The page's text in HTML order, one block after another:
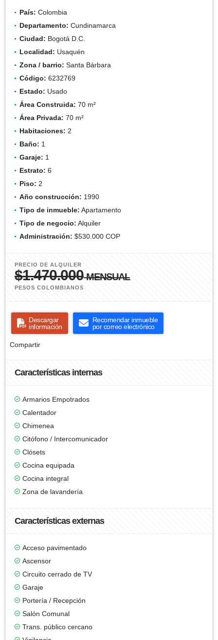
País: Colombia
Departamento: Cundinamarca
Ciudad: Bogotá D.C.
Localidad: Usaquén
Zona / barrio: Santa Bárbara
Código: 6232769
Estado: Usado
Área Construida: 70 m²
Área Privada: 70 m²
Habitaciones: 2
Baño: 1
Garaje: 1
Estrato: 6
Piso: 2
Año construcción: 1990
Tipo de inmueble: Apartamento
Tipo de negocio: Alquiler
Administración: $530.000 COP
PRECIO DE ALQUILER
$1.470.000MENSUAL
PESOS COLOMBIANOS
Descargar
información
Recomendar inmueble
por correo electrónico
Compartir
Características internas
Armarios Empotrados
Calentador
Chimenea
Citófono / Intercomunicador
Clósets
Cocina equipada
Cocina integral
Zona de lavandería
Características externas
Acceso pavimentado
Ascensor
Circuito cerrado de TV
Garaje
Portería / Recepción
Salón Comunal
Trans. público cercano